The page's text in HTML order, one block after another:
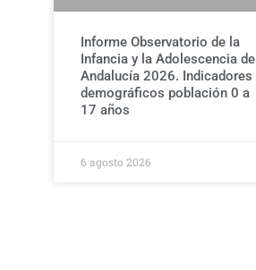
Informe Observatorio de la
Infancia y la Adolescencia de
Andalucía 2026. Indicadores
demográficos población 0 a
17 años
6 agosto 2026